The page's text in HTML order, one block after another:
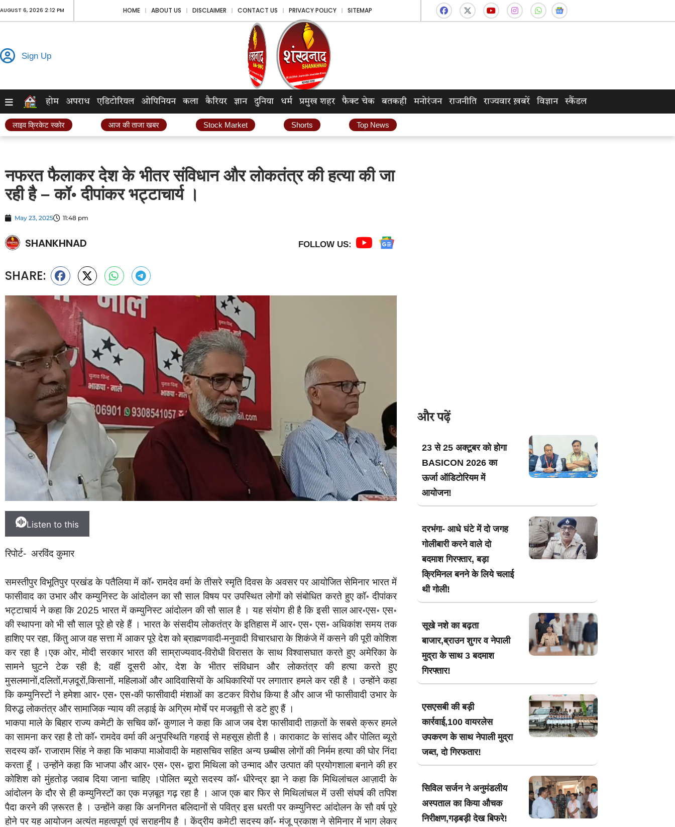
AUGUST 6, 2026 2:12 PM HOME ABOUT US DISCLAIMER CONTACT US PRIVACY POLICY SITEMAP
Sign Up
होम अपराध एडिटोरियल ओपिनियन कला कैरियर ज्ञान दुनिया धर्म प्रमुख शहर फैक्ट चेक बतकही मनोरंजन राजनीति राज्यवार ख़बरें विज्ञान स्कैंडल
लाइव क्रिकेट स्कोर आज की ताजा खबर Stock Market Shorts Top News
नफरत फैलाकर देश के भीतर संविधान और लोकतंत्र की हत्या की जा
रही है – कॉ॰ दीपांकर भट्टाचार्य ।
May 23, 2025 11:48 pm
SHANKHNAD FOLLOW US:
SHARE:
Listen to this
रिपोर्ट- अरविंद कुमार
समस्तीपुर विभूतिपुर प्रखंड के पतैलिया में कॉ॰ रामदेव वर्मा के तीसरे स्मृति दिवस के अवसर पर आयोजित सेमिनार भारत में
फासीवाद का उभार और कम्युनिस्ट के आंदोलन का सौ साल विषय पर उपस्थित लोगों को संबोधित करते हुए कॉ॰ दीपांकर
भट्टाचार्य ने कहा कि 2025 भारत में कम्युनिस्ट आंदोलन की सौ साल है । यह संयोग ही है कि इसी साल आर॰एस॰ एस॰
की स्थापना को भी सौ साल पूरे हो रहे हैं । भारत के संसदीय लोकतंत्र के इतिहास में आर॰ एस॰ एस॰ अधिकांश समय तक
हाशिए पर रहा, किंतु आज वह सत्ता में आकर पूरे देश को ब्राह्मणवादी-मनुवादी विचारधारा के शिकंजे में कसने की पूरी कोशिश
कर रहा है ।एक ओर, मोदी सरकार भारत की साम्राज्यवाद-विरोधी विरासत के साथ विश्वासघात करते हुए अमेरिका के
सामने घुटने टेक रही है; वहीं दूसरी ओर, देश के भीतर संविधान और लोकतंत्र की हत्या करते हुए
मुसलमानों,दलितों,मज़दूरों,किसानों, महिलाओं और आदिवासियों के अधिकारियों पर लगातार हमले कर रही है । उन्होंने कहा
कि कम्युनिस्टों ने हमेशा आर॰ एस॰ एस॰की फासीवादी मंशाओं का डटकर विरोध किया है और आज भी फासीवादी उभार के
विरुद्ध लोकतंत्र और सामाजिक न्याय की लड़ाई के अग्रिम मोर्चे पर मजबूती से डटे हुए हैं ।
भाकपा माले के बिहार राज्य कमेटी के सचिव कॉ॰ कुणाल ने कहा कि आज जब देश फासीवादी ताक़तों के सबसे क्रूर हमले
का सामना कर रहा है तो कॉ॰ रामदेव वर्मा की अनुपस्थिति गहराई से महसूस होती है । काराकाट के सांसद और पोलित ब्यूरो
सदस्य कॉ॰ राजाराम सिंह ने कहा कि भाकपा माओवादी के महासचिव सहित अन्य छब्बीस लोगों की निर्मम हत्या की घोर निंदा
करता हूँ । उन्होंने कहा कि भाजपा और आर॰ एस॰ एस॰ द्वारा मिथिला को उन्माद और उत्पात की प्रयोगशाला बनाने की हर
कोशिश को मुंहतोड़ जवाब दिया जाना चाहिए ।पोलित ब्यूरो सदस्य कॉ॰ धीरेन्द्र झा ने कहा कि मिथिलांचल आज़ादी के
आंदोलन के दौर से ही कम्युनिस्टों का एक मज़बूत गढ़ रहा है । आज एक बार फिर से मिथिलांचल में उसी संघर्ष की तपिश
पैदा करने की ज़रूरत है । उन्होंने कहा कि अनगिनत बलिदानों से पवित्र इस धरती पर कम्युनिस्ट आंदोलन के सौ वर्ष पूरे
होने पर यह आयोजन अत्यंत महत्वपूर्ण एवं सराहनीय है । केंद्रीय कमेटी सदस्य कॉ॰ मंजू प्रकाश ने सेमिनार में भाग लेकर
और पढ़ें
23 से 25 अक्टूबर को होगा
BASICON 2026 का
ऊर्जा ऑडिटोरियम में
आयोजन!
दरभंगा- आधे घंटे में दो जगह
गोलीबारी करने वाले दो
बदमाश गिरफ्तार, बड़ा
क्रिमिनल बनने के लिये चलाई
थी गोली!
सूखे नशे का बढ़ता
बाजार,ब्राउन शुगर व नेपाली
मुद्रा के साथ 3 बदमाश
गिरफ्तार!
एसएसबी की बड़ी
कार्रवाई,100 वायरलेस
उपकरण के साथ नेपाली मुद्रा
जब्त, दो गिरफतार!
सिविल सर्जन ने अनुमंडलीय
अस्पताल का किया औचक
निरीक्षण,गड़बड़ी देख बिफरे!